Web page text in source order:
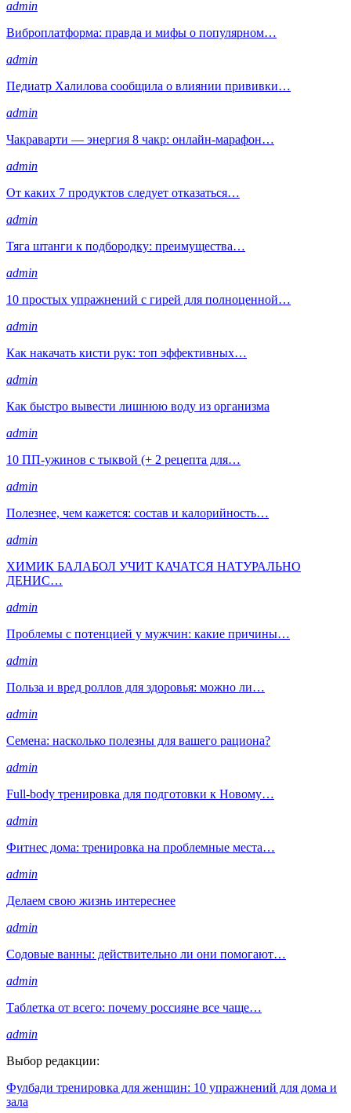
admin
Виброплатформа: правда и мифы о популярном…
admin
Педиатр Халилова сообщила о влиянии прививки…
admin
Чакраварти — энергия 8 чакр: онлайн-марафон…
admin
От каких 7 продуктов следует отказаться…
admin
Тяга штанги к подбородку: преимущества…
admin
10 простых упражнений с гирей для полноценной…
admin
Как накачать кисти рук: топ эффективных…
admin
Как быстро вывести лишнюю воду из организма
admin
10 ПП-ужинов с тыквой (+ 2 рецепта для…
admin
Полезнее, чем кажется: состав и калорийность…
admin
ХИМИК БАЛАБОЛ УЧИТ КАЧАТСЯ НАТУРАЛЬНО
ДЕНИС…
admin
Проблемы с потенцией у мужчин: какие причины…
admin
Польза и вред роллов для здоровья: можно ли…
admin
Семена: насколько полезны для вашего рациона?
admin
Full-body тренировка для подготовки к Новому…
admin
Фитнес дома: тренировка на проблемные места…
admin
Делаем свою жизнь интереснее
admin
Содовые ванны: действительно ли они помогают…
admin
Таблетка от всего: почему россияне все чаще…
admin
Выбор редакции:
Фулбади тренировка для женщин: 10 упражнений для дома и
зала